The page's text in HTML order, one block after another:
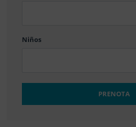
Niños
PRENOTA